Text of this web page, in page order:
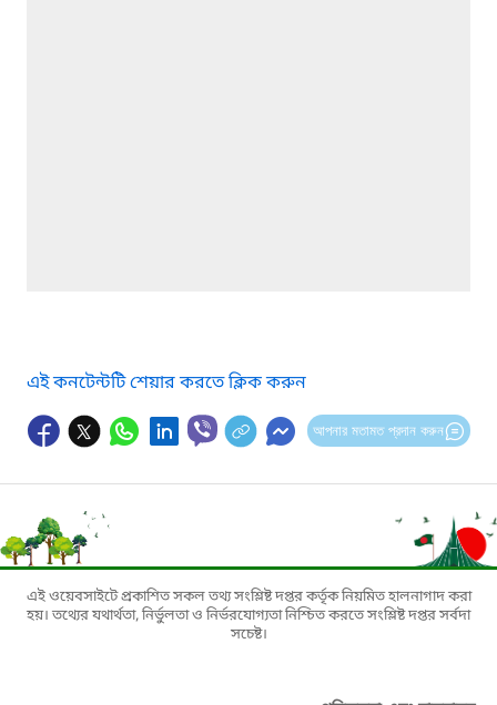
এই কনটেন্টটি শেয়ার করতে ক্লিক করুন
আপনার মতামত প্রদান করুন
এই ওয়েবসাইটে প্রকাশিত সকল তথ্য সংশ্লিষ্ট দপ্তর কর্তৃক নিয়মিত হালনাগাদ করা
হয়। তথ্যের যথার্থতা, নির্ভুলতা ও নির্ভরযোগ্যতা নিশ্চিত করতে সংশ্লিষ্ট দপ্তর সর্বদা
সচেষ্ট।